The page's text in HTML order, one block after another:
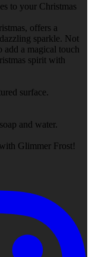
to your Christmas
offers a
sparkle. Not
add a magical touch
spirit with
surface.
and water.
Glimmer Frost!